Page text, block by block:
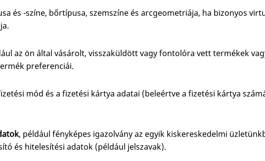
és -színe, bőrtípusa, szemszíne és arcgeometriája, ha bizonyos
az ön által vásárolt, visszaküldött vagy fontolóra vett termékek
preferenciái.
mód és a fizetési kártya adatai (beleértve a fizetési kártya
, például fényképes igazolvány az egyik kiskereskedelmi
és hitelesítési adatok (például jelszavak).